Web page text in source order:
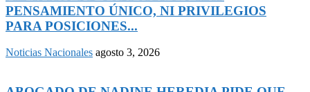
PENSAMIENTO ÚNICO, NI PRIVILEGIOS
PARA POSICIONES...
Noticias Nacionales agosto 3, 2026